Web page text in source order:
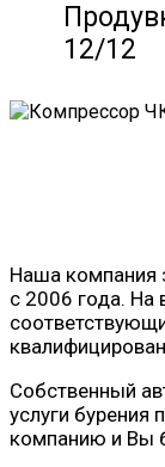
12/12
Наша компания
с 2006 года. На
Собственный
услуги бурения
компанию и Вы